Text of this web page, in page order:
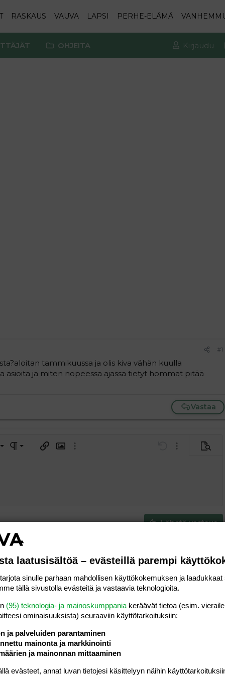
RASKAUS VAUVA LAPSI PERHE-ELÄMÄ
OHJEITA Kirjaudu
#1
tammikuussa ja olis kiva vähän kuulla
asioita ja miten nopeessa ajassa tietyt hommat pitää
Vastaa
lista
vasemmalle
Paragraph formatLisää hyperlinkki
Lisää kuvaLaajennettuun editoriin… Kumoa
Lähetä vastaus
Viestiä 2
12.03.2006
taustalla
Viestiä 0
Luettu 3K
25.04.2007
Viestiä 4
laatusisältöä – evästeillä parempi
sinulle parhaan mahdollisen käyttökokemuksen ja laadukkaat
tällä sivustolla evästeitä ja vastaavia teknologioita.
(95) teknologia- ja mainoskumppania keräävät tietoa (esim.
ominaisuuk­sista) seuraaviin käyttötarkoituksiin:
ja palveluiden parantaminen
mainonta ja markkinointi
ja mainonnan mittaaminen
evästeet, annat luvan tietojesi käsittelyyn näihin